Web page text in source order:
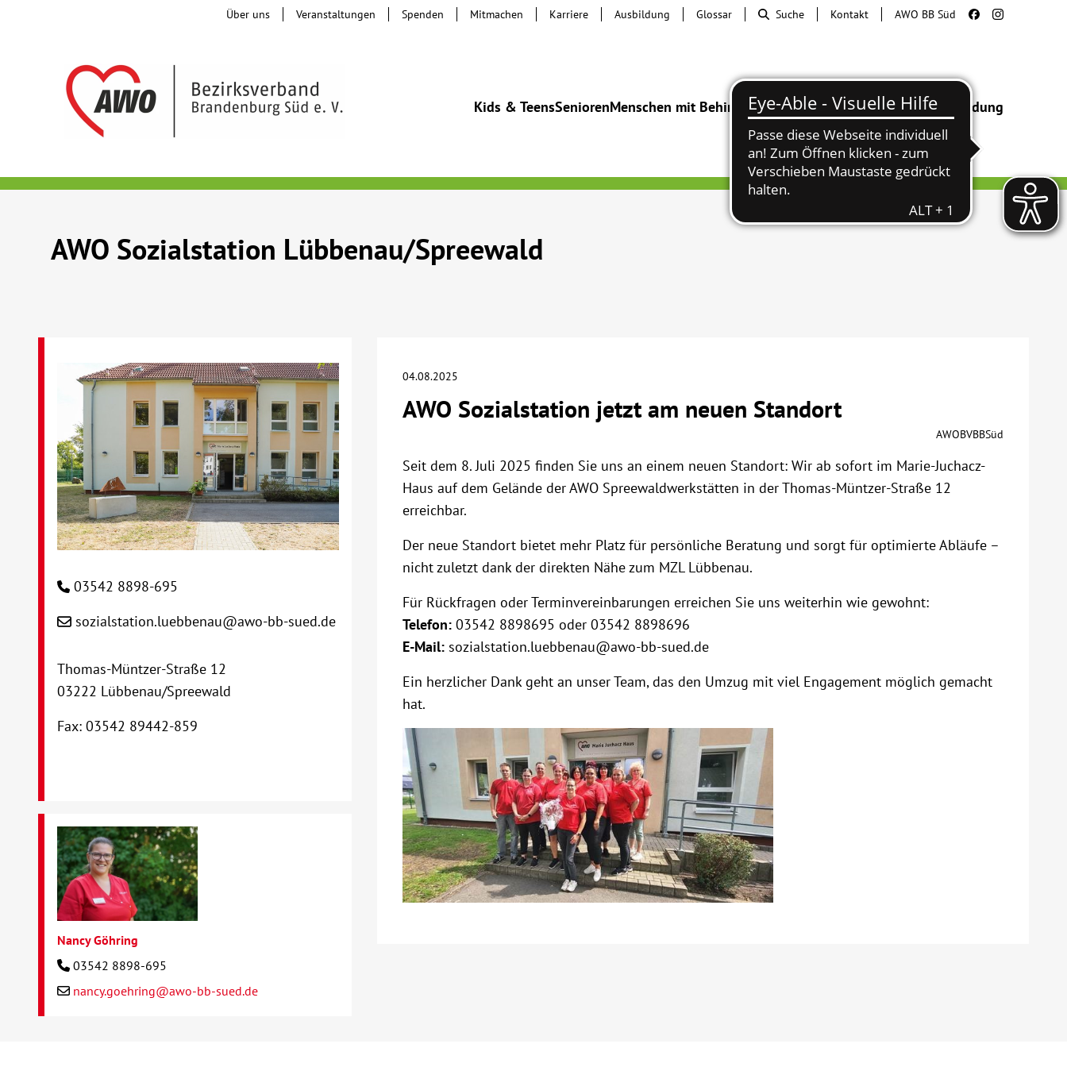
Kids & TeensSeniorenMenschen mit BehinderungBeratung & HilfeBegegnung Bildung
Über uns Veranstaltungen Spenden Mitmachen Karriere Ausbildung Glossar Suche Kontakt AWO BB Süd
AWO Sozialstation Lübbenau/Spreewald
04.08.2025
AWO Sozialstation jetzt am neuen Standort
AWOBVBBSüd
Seit dem 8. Juli 2025 finden Sie uns an einem neuen Standort: Wir ab sofort im Marie-Juchacz-
Haus auf dem Gelände der AWO Spreewaldwerkstätten in der Thomas-Müntzer-Straße 12
erreichbar.
Der neue Standort bietet mehr Platz für persönliche Beratung und sorgt für optimierte Abläufe –
nicht zuletzt dank der direkten Nähe zum MZL Lübbenau.
Für Rückfragen oder Terminvereinbarungen erreichen Sie uns weiterhin wie gewohnt:
Telefon:03542 8898695 oder 03542 8898696
E-Mail:sozialstation.luebbenau@awo-bb-sued.de
Ein herzlicher Dank geht an unser Team, das den Umzug mit viel Engagement möglich gemacht
hat.
03542 8898-695
sozialstation.luebbenau@awo-bb-sued.de
Thomas-Müntzer-Straße 12
03222 Lübbenau/Spreewald
Fax: 03542 89442-859
Nancy Göhring
03542 8898-695
nancy.goehring@awo-bb-sued.de